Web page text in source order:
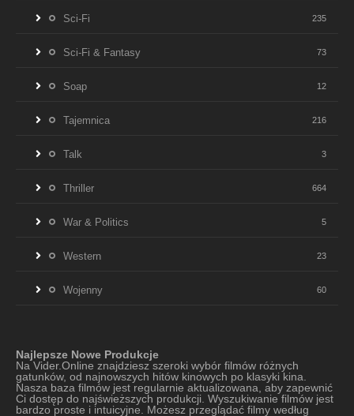
Sci-Fi 235
Sci-Fi & Fantasy 73
Soap 12
Tajemnica 216
Talk 3
Thriller 664
War & Politics 5
Western 23
Wojenny 60
Najlepsze Nowe Produkcje
Na Vider.Online znajdziesz szeroki wybór filmów różnych
gatunków, od najnowszych hitów kinowych po klasyki kina.
Nasza baza filmów jest regularnie aktualizowana, aby zapewnić
Ci dostęp do najświeższych produkcji. Wyszukiwanie filmów jest
bardzo proste i intuicyjne. Możesz przeglądać filmy według